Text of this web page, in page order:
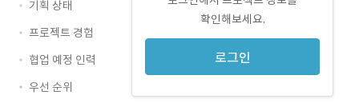
확인해보세요.
로그인
기획 상태
프로젝트 경험
협업 예정 인력
우선 순위